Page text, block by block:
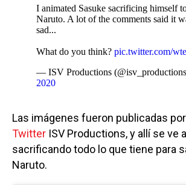
I animated Sasuke sacrificing himself
Naruto. A lot of the comments said it
sad...
What do you think? pic.twitter.com/
— ISV Productions
2020
Las imágenes fueron publicadas
Twitter ISV Productions, y allí se ve
sacrificando todo lo que tiene para
Naruto.